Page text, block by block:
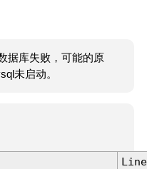
据库失败，可能的原
未启动。
Line